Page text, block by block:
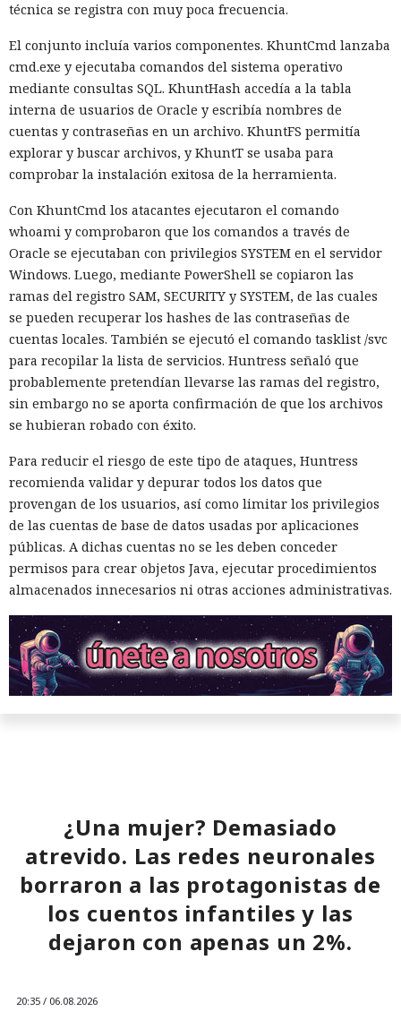
técnica se registra con muy poca frecuencia.
El conjunto incluía varios componentes. KhuntCmd lanzaba
cmd.exe y ejecutaba comandos del sistema operativo
mediante consultas SQL. KhuntHash accedía a la tabla
interna de usuarios de Oracle y escribía nombres de
cuentas y contraseñas en un archivo. KhuntFS permitía
explorar y buscar archivos, y KhuntT se usaba para
comprobar la instalación exitosa de la herramienta.
Con KhuntCmd los atacantes ejecutaron el comando
whoami y comprobaron que los comandos a través de
Oracle se ejecutaban con privilegios SYSTEM en el servidor
Windows. Luego, mediante PowerShell se copiaron las
ramas del registro SAM, SECURITY y SYSTEM, de las cuales
se pueden recuperar los hashes de las contraseñas de
cuentas locales. También se ejecutó el comando tasklist /svc
para recopilar la lista de servicios. Huntress señaló que
probablemente pretendían llevarse las ramas del registro,
sin embargo no se aporta confirmación de que los archivos
se hubieran robado con éxito.
Para reducir el riesgo de este tipo de ataques, Huntress
recomienda validar y depurar todos los datos que
provengan de los usuarios, así como limitar los privilegios
de las cuentas de base de datos usadas por aplicaciones
públicas. A dichas cuentas no se les deben conceder
permisos para crear objetos Java, ejecutar procedimientos
almacenados innecesarios ni otras acciones administrativas.
¿Una mujer? Demasiado
atrevido. Las redes neuronales
borraron a las protagonistas de
los cuentos infantiles y las
dejaron con apenas un 2%.
20:35 / 06.08.2026